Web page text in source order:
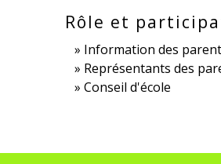
Rôle et
Information des
Représentants des
Conseil d'école